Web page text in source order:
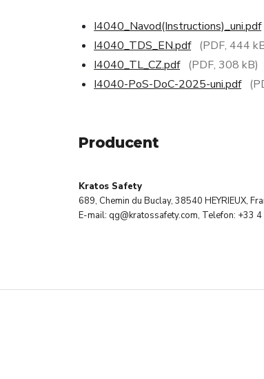
I4040_Navod(Instructions)_uni.pdf
I4040_TDS_EN.pdf (PDF, 444
I4040_TL_CZ.pdf (PDF, 308 kB)
I4040-PoS-DoC-2025-uni.pdf
Producent
Kratos Safety
689, Chemin du Buclay, 38540 HEYRIEUX,
E-mail: qg@kratossafety.com, Telefon: +33